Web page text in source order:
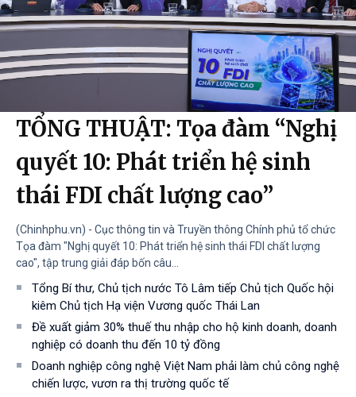
TỔNG THUẬT: Tọa đàm “Nghị
quyết 10: Phát triển hệ sinh
thái FDI chất lượng cao”
(Chinhphu.vn) - Cục thông tin và Truyền thông Chính phủ tổ chức
Tọa đàm "Nghị quyết 10: Phát triển hệ sinh thái FDI chất lượng
cao", tập trung giải đáp bốn câu...
Tổng Bí thư, Chủ tịch nước Tô Lâm tiếp Chủ tịch Quốc hội
kiêm Chủ tịch Hạ viện Vương quốc Thái Lan
Đề xuất giảm 30% thuế thu nhập cho hộ kinh doanh, doanh
nghiệp có doanh thu đến 10 tỷ đồng
Doanh nghiệp công nghệ Việt Nam phải làm chủ công nghệ
chiến lược, vươn ra thị trường quốc tế